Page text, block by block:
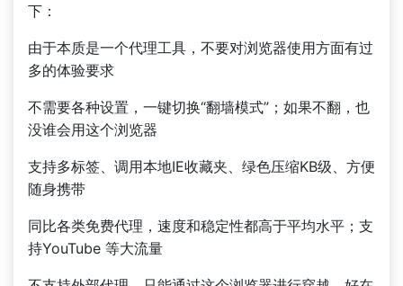
下：
由于本质是一个代理工具，不要对浏览器使用方面有过
多的体验要求
不需要各种设置，一键切换“翻墙模式”；如果不翻，也
没谁会用这个浏览器
支持多标签、调用本地IE收藏夹、绿色压缩KB级、方便
随身携带
同比各类免费代理，速度和稳定性都高于平均水平；支
持YouTube 等大流量